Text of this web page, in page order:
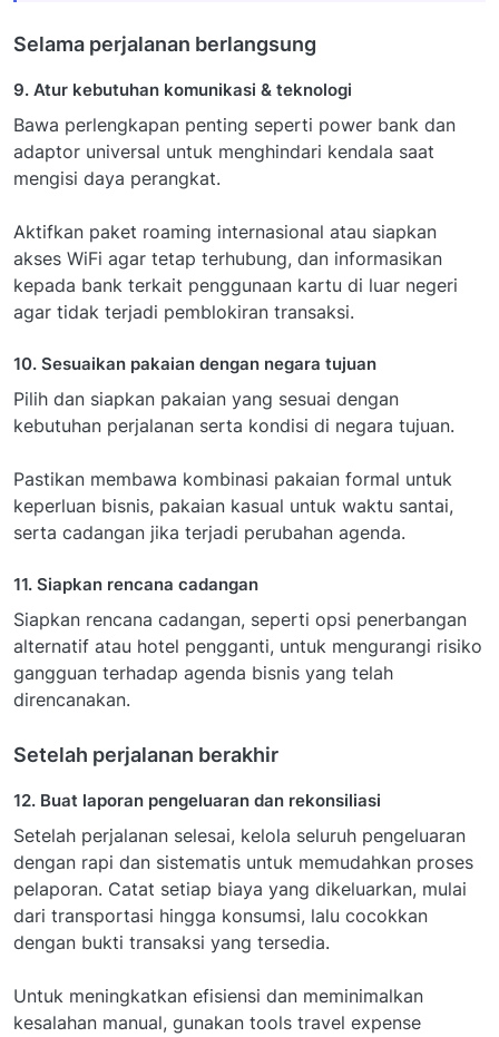
Selama perjalanan berlangsung
9. Atur kebutuhan komunikasi & teknologi
Bawa perlengkapan penting seperti power bank dan
adaptor universal untuk menghindari kendala saat
mengisi daya perangkat.
Aktifkan paket roaming internasional atau siapkan
akses WiFi agar tetap terhubung, dan informasikan
kepada bank terkait penggunaan kartu di luar negeri
agar tidak terjadi pemblokiran transaksi.
10. Sesuaikan pakaian dengan negara tujuan
Pilih dan siapkan pakaian yang sesuai dengan
kebutuhan perjalanan serta kondisi di negara tujuan.
Pastikan membawa kombinasi pakaian formal untuk
keperluan bisnis, pakaian kasual untuk waktu santai,
serta cadangan jika terjadi perubahan agenda.
11. Siapkan rencana cadangan
Siapkan rencana cadangan, seperti opsi penerbangan
alternatif atau hotel pengganti, untuk mengurangi risiko
gangguan terhadap agenda bisnis yang telah
direncanakan.
Setelah perjalanan berakhir
12. Buat laporan pengeluaran dan rekonsiliasi
Setelah perjalanan selesai, kelola seluruh pengeluaran
dengan rapi dan sistematis untuk memudahkan proses
pelaporan. Catat setiap biaya yang dikeluarkan, mulai
dari transportasi hingga konsumsi, lalu cocokkan
dengan bukti transaksi yang tersedia.
Untuk meningkatkan efisiensi dan meminimalkan
kesalahan manual, gunakan tools travel expense